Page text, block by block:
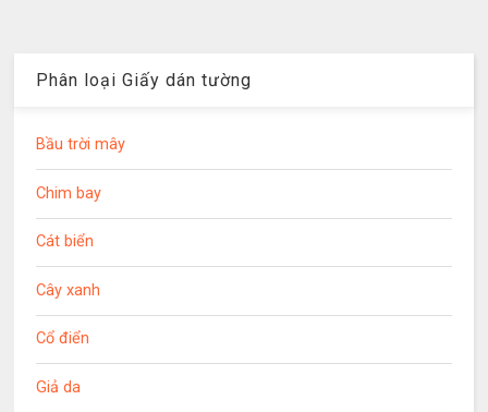
Phân loại Giấy dán tường
Bầu trời mây
Chim bay
Cát biển
Cây xanh
Cổ điển
Giả da